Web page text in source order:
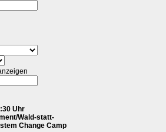
Uhr
Wald-statt-
Change Camp